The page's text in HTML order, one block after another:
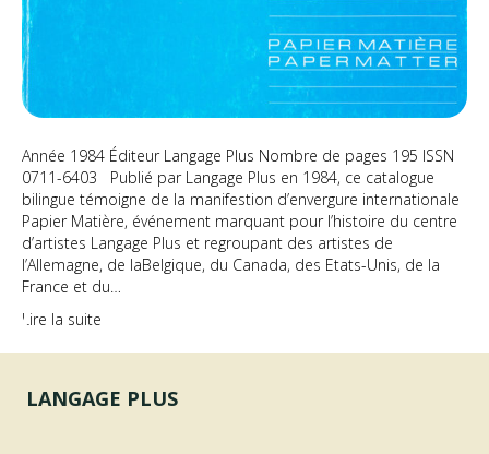
Année 1984 Éditeur Langage Plus Nombre de pages 195 ISSN
0711-6403 Publié par Langage Plus en 1984, ce catalogue
bilingue témoigne de la manifestion d’envergure internationale
Papier Matière, événement marquant pour l’histoire du centre
d’artistes Langage Plus et regroupant des artistes de
l’Allemagne, de laBelgique, du Canada, des Etats-Unis, de la
France et du…
Lire la suite
LANGAGE PLUS